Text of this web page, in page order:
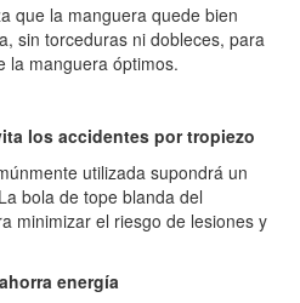
que la manguera quede bien
sin torceduras ni dobleces, para
la manguera óptimos.
los accidentes por tropiezo
utilizada supondrá un
bola de tope blanda del
minimizar el riesgo de lesiones y
energía